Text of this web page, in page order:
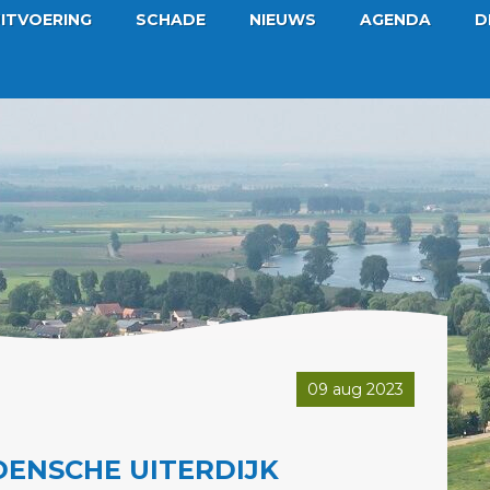
SCHADE NIEUWS AGENDA
UITERDIJK
09 aug 2023